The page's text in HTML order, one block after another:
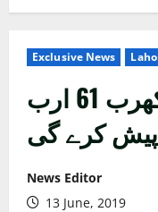
Exclusive News
پنجاب حکومت 21 کھرب 61 ارب
کرے گی
News Editor
13 June, 2019